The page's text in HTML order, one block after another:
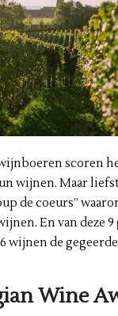
scoren
wijnen. Maar
de coeurs”
En van deze
wijnen de
Wine